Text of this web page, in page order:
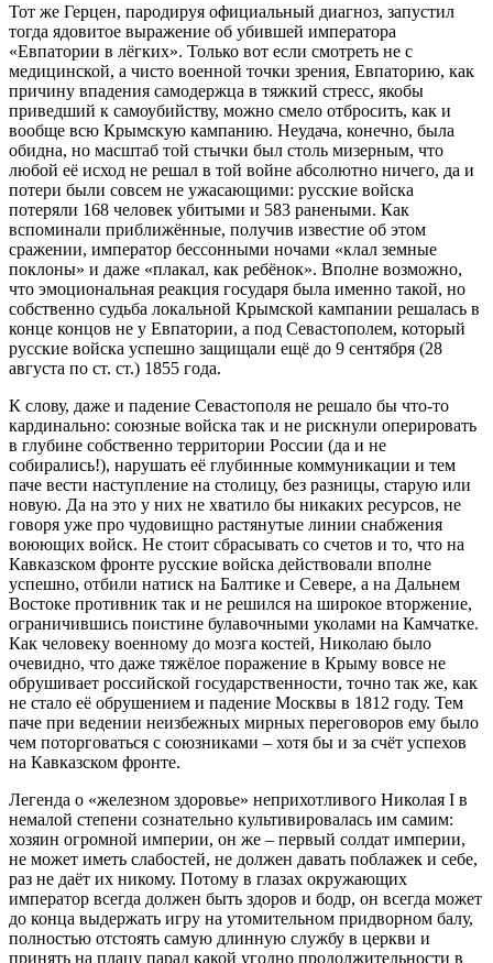
Тот же Герцен, пародируя официальный диагноз, запустил
тогда ядовитое выражение об убившей императора
«Евпатории в лёгких». Только вот если смотреть не с
медицинской, а чисто военной точки зрения, Евпаторию, как
причину впадения самодержца в тяжкий стресс, якобы
приведший к самоубийству, можно смело отбросить, как и
вообще всю Крымскую кампанию. Неудача, конечно, была
обидна, но масштаб той стычки был столь мизерным, что
любой её исход не решал в той войне абсолютно ничего, да и
потери были совсем не ужасающими: русские войска
потеряли 168 человек убитыми и 583 ранеными. Как
вспоминали приближённые, получив известие об этом
сражении, император бессонными ночами «клал земные
поклоны» и даже «плакал, как ребёнок». Вполне возможно,
что эмоциональная реакция государя была именно такой, но
собственно судьба локальной Крымской кампании решалась в
конце концов не у Евпатории, а под Севастополем, который
русские войска успешно защищали ещё до 9 сентября (28
августа по ст. ст.) 1855 года.
К слову, даже и падение Севастополя не решало бы что-то
кардинально: союзные войска так и не рискнули оперировать
в глубине собственно территории России (да и не
собирались!), нарушать её глубинные коммуникации и тем
паче вести наступление на столицу, без разницы, старую или
новую. Да на это у них не хватило бы никаких ресурсов, не
говоря уже про чудовищно растянутые линии снабжения
воюющих войск. Не стоит сбрасывать со счетов и то, что на
Кавказском фронте русские войска действовали вполне
успешно, отбили натиск на Балтике и Севере, а на Дальнем
Востоке противник так и не решился на широкое вторжение,
ограничившись поистине булавочными уколами на Камчатке.
Как человеку военному до мозга костей, Николаю было
очевидно, что даже тяжёлое поражение в Крыму вовсе не
обрушивает российской государственности, точно так же, как
не стало её обрушением и падение Москвы в 1812 году. Тем
паче при ведении неизбежных мирных переговоров ему было
чем поторговаться с союзниками – хотя бы и за счёт успехов
на Кавказском фронте.
Легенда о «железном здоровье» неприхотливого Николая I в
немалой степени сознательно культивировалась им самим:
хозяин огромной империи, он же – первый солдат империи,
не может иметь слабостей, не должен давать поблажек и себе,
раз не даёт их никому. Потому в глазах окружающих
император всегда должен быть здоров и бодр, он всегда может
до конца выдержать игру на утомительном придворном балу,
полностью отстоять самую длинную службу в церкви и
принять на плацу парад какой угодно продолжительности в